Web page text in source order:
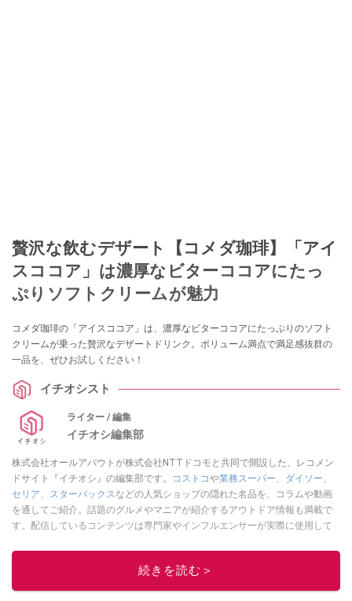
贅沢な飲むデザート【コメダ珈琲】「アイ
スココア」は濃厚なビターココアにたっ
ぷりソフトクリームが魅力
コメダ珈琲の「アイスココア」は、濃厚なビターココアにたっぷりのソフト
クリームが乗った贅沢なデザートドリンク。ボリューム満点で満足感抜群の
一品を、ぜひお試しください！
イチオシスト
ライター / 編集
イチオシ編集部
株式会社オールアバウトが株式会社NTTドコモと共同で開設した、レコメン
ドサイト『イチオシ』の編集部です。
コストコや業務スーパー、 ダイソー、
セリア、 スターバックスなどの人気ショップの隠れた名品を、コラムや動画
を通してご紹介。話題のグルメやマニアが紹介するアウトドア情報も満載で
す。配信しているコンテンツは専門家やインフルエンサーが実際に使用して
ニュースでフォロー
続きを読む＞